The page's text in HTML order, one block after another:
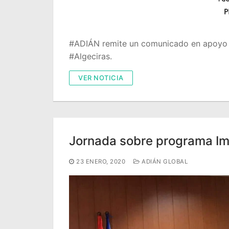
#ADIÁN remite un comunicado en
#Algeciras.
VER NOTICIA
Jornada sobre programa
23 ENERO, 2020 ADIÁN GLOBAL